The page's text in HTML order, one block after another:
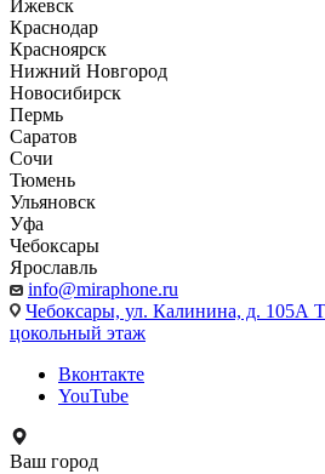
Ижевск
Краснодар
Красноярск
Нижний Новгород
Новосибирск
Пермь
Саратов
Сочи
Тюмень
Ульяновск
Уфа
Чебоксары
Ярославль
info@miraphone.ru
Чебоксары, ул. Калинина, д.
цокольный этаж
Вконтакте
YouTube
Ваш город